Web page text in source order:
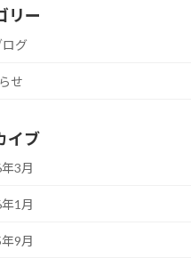
リー
グ
せ
イブ
3月
1月
9月